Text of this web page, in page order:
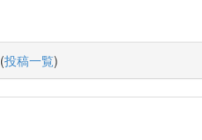
(投稿一覧)